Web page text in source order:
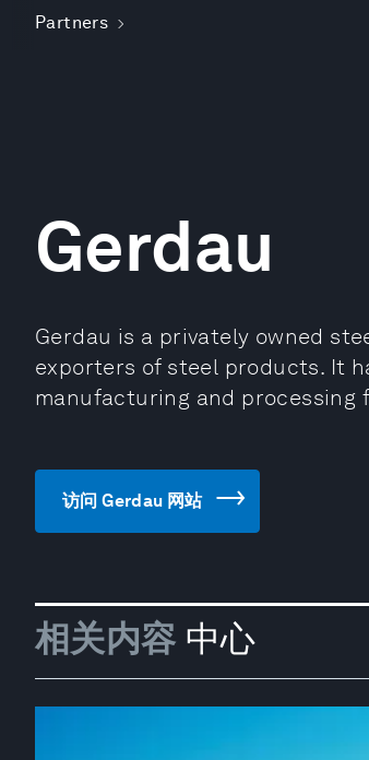
Partners
Gerdau
Gerdau is a privately owned
exporters of steel products. It
manufacturing and processing
访问 Gerdau 网站
相关内容 中心